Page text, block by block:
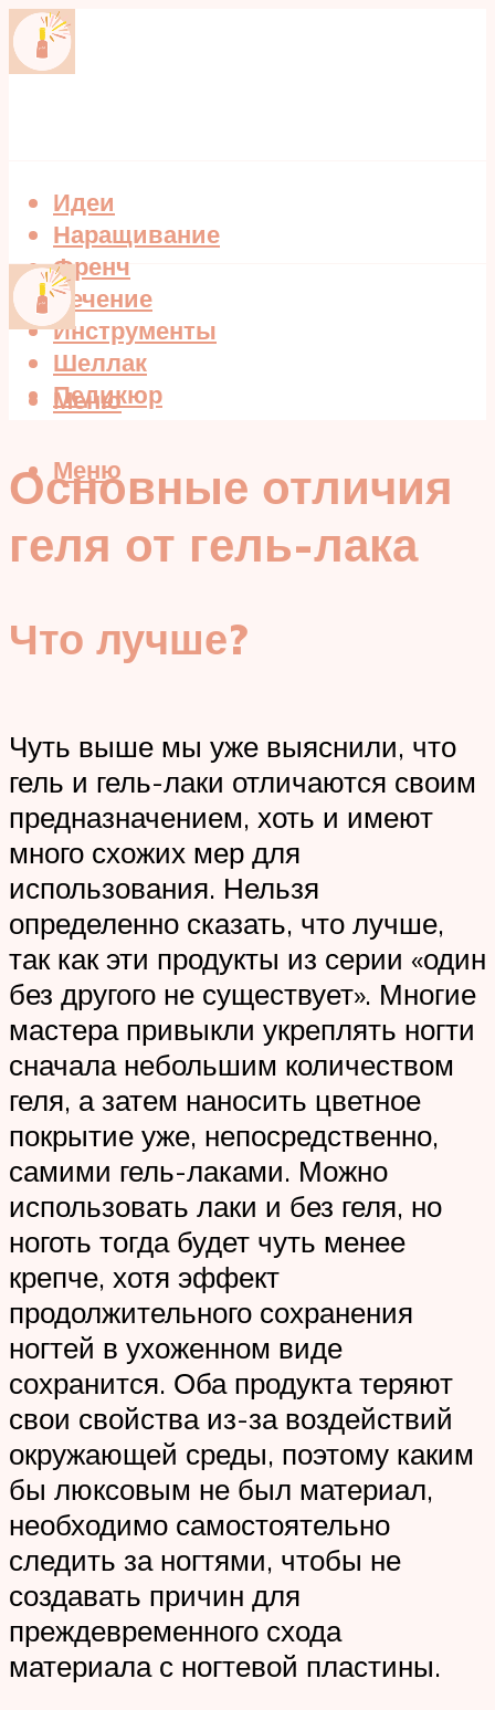
Идеи
Наращивание
Френч
Лечение
Инструменты
Шеллак
Педикюр
Меню
Меню
Основные отличия
геля от гель-лака
Что лучше?
Чуть выше мы уже выяснили, что
гель и гель-лаки отличаются своим
предназначением, хоть и имеют
много схожих мер для
использования. Нельзя
определенно сказать, что лучше,
так как эти продукты из серии «один
без другого не существует». Многие
мастера привыкли укреплять ногти
сначала небольшим количеством
геля, а затем наносить цветное
покрытие уже, непосредственно,
самими гель-лаками. Можно
использовать лаки и без геля, но
ноготь тогда будет чуть менее
крепче, хотя эффект
продолжительного сохранения
ногтей в ухоженном виде
сохранится. Оба продукта теряют
свои свойства из-за воздействий
окружающей среды, поэтому каким
бы люксовым не был материал,
необходимо самостоятельно
следить за ногтями, чтобы не
создавать причин для
преждевременного схода
материала с ногтевой пластины.